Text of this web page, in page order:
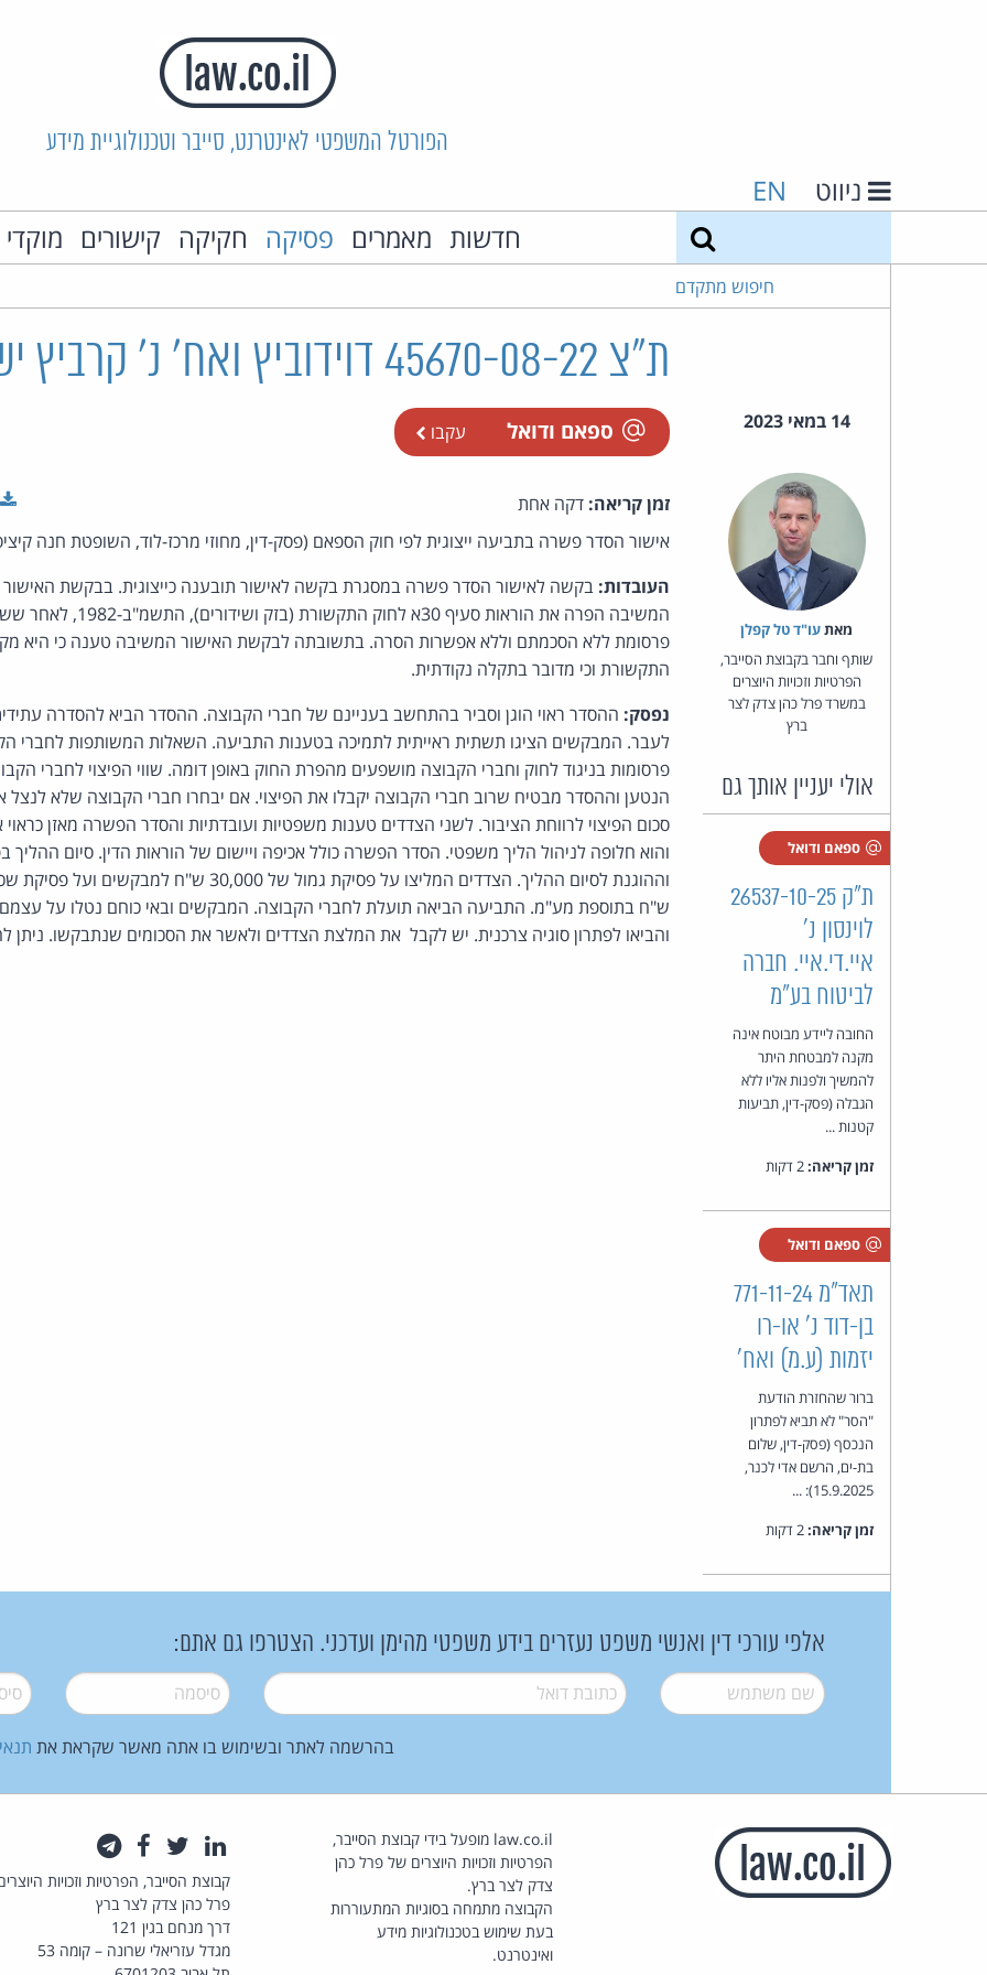
הפורטל המשפטי לאינטרנט, סייבר וטכנולוגיית מידע
ניווט EN
חדשות מאמרים פסיקה חקיקה קישורים
חיפוש מתקדם
ת"צ 45670-08-22 דוידוביץ ואח' נ' קרביץ ישראל בע"מ
14 במאי 2023 ספאם ודואל עקבו
מאת‏עו"ד טל קפלן
שותף וחבר בקבוצת הסייבר,
הפרטיות וזכויות היוצרים
במשרד פרל כהן צדק לצר
ברץ
אולי יעניין אותך גם
ספאם ודואל
ת"ק 26537-10-25
לוינסון נ'
איי.די.איי. חברה
לביטוח בע"מ
החובה ליידע מבוטח אינה
מקנה למבטחת היתר
להמשיך ולפנות אליו ללא
הגבלה (פסק-דין, תביעות
קטנות ...
זמן קריאה:
ספאם ודואל
תאד"מ 771-11-24
בן-דוד נ' או-רו
יזמות (ע.מ) ואח'
ברור שהחזרת הודעת
"הסר" לא תביא לפתרון
הנכסף (פסק-דין, שלום
בת-ים, הרשם אדי לכנר,
15.9.2025): ...
זמן קריאה:
זמן קריאה: דקה אחת
אישור הסדר פשרה בתביעה ייצוגית לפי חוק הספאם (פסק-דין, מחוזי מרכז-לוד, השופטת חנה
העובדות: בקשה לאישור הסדר פשרה במסגרת בקשה לאישור תובענה כייצוגית. בבקשת
המשיבה הפרה את הוראות סעיף 30א
פרסומת ללא הסכמתם וללא אפשרות הסרה. בתשובתה לבקשת האישור המשיבה טענה כי היא
התקשורת וכי מדובר בתקלה נקודתית.
נפסק: ההסדר ראוי הוגן וסביר בהתחשב בעניינם של חברי הקבוצה. ההסדר הביא להסדרה
לעבר. המבקשים הציגו תשתית ראייתית לתמיכה בטענות התביעה. השאלות המשותפות לחברי
פרסומות בניגוד לחוק וחברי הקבוצה מושפעים מהפרת החוק באופן דומה. שווי הפיצוי לחברי
הנטען וההסדר מבטיח שרוב חברי הקבוצה יקבלו את הפיצוי. אם יבחרו חברי הקבוצה שלא
סכום הפיצוי לרווחת הציבור. לשני הצדדים טענות משפטיות ועובדתיות והסדר הפשרה מאזן
והוא חלופה לניהול הליך משפטי. הסדר הפשרה כולל אכיפה ויישום של הוראות הדין. סיום
ש"ח בתוספת מע"מ. התביעה הביאה תועלת לחברי הקבוצה. המבקשים ובאי כוחם נטלו על עצמם
והביאו לפתרון סוגיה צרכנית. יש לקבל את המלצת הצדדים ולאשר את הסכומים שנתבקשו. ניתן
אלפי עורכי דין ואנשי משפט נעזרים בידע משפטי מהימן ועדכני. הצטרפו גם אתם:
שם משתמש* דואל* סיסמה*
בהרשמה לאתר ובשימוש בו אתה מאשר שקראת את
law.co.il מופעל בידי קבוצת הסייבר,
הפרטיות וזכויות היוצרים של פרל כהן
צדק לצר ברץ.
הקבוצה מתמחה בסוגיות המתעוררות
בעת שימוש בטכנולוגיות מידע
ואינטרנט.
לינקדאין
טוויטרפייסבוק
קבוצת הסייבר, הפרטיות וזכויות
פרל כהן צדק לצר ברץ
דרך מנחם בגין 121
מגדל עזריאלי שרונה – קומה 53